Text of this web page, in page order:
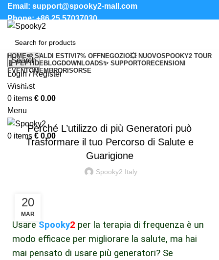
Email: support@spooky2-mall.com
Phone: +86 25 57037030
Search
Login / Register
Wishlist
0 items € 0.00
Menu
0 items € 0.00
HOME🍉 SALDI ESTIVI 7% OFFNEGOZIO💥 NUOVOSPOOKY2 TOUR
🧬 PEPTIDEBLOGDOWNLOADS✨ SUPPORTORECENSIONI
EVENTOMEMBRORISORSE
Blog
Perché L’utilizzo di più Generatori può
Trasformare il tuo Percorso di Salute e
Guarigione
Spooky2 Italy
20
MAR
Usare Spooky2 per la terapia di frequenza è un
modo efficace per migliorare la salute, ma hai
mai pensato di usare più generatori? Se